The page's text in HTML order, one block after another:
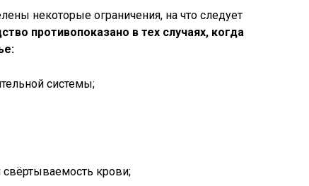
некоторые ограничения, на что следует
противопоказано в тех случаях, когда
системы;
свёртываемость крови;